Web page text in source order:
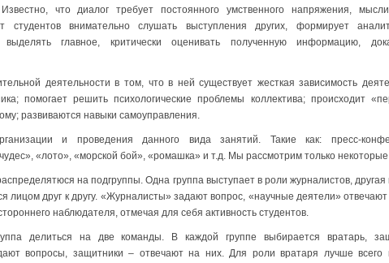
что диалог требует постоянного умственного напряжения,
внимательно слушать выступления других, формирует
выделять главное, критически оценивать полученную информацию,
деятельности в том, что в ней существует жесткая зависимость
помогает решить психологические проблемы коллектива; происходит
развиваются навыки самоуправления.
и проведения данного вида занятий. Такие как: пресс-
«лото», «морской бой», «ромашка» и т.д. Мы рассмотрим только некоторые
на подгруппы. Одна группа выступает в роли журналистов, другая
лицом друг к другу. «Журналисты» задают вопрос, «научные деятели» отвечают
наблюдателя, отмечая для себя активность студентов.
делиться на две команды. В каждой группе выбирается вратарь,
вопросы, защитники – отвечают на них. Для роли вратаря лучше всего